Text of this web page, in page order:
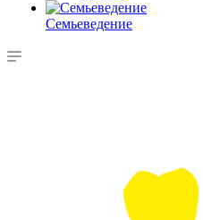
Семьеведение